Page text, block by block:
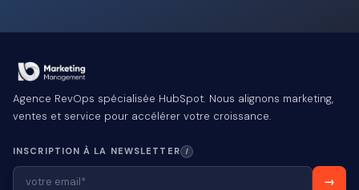
Agence RevOps spécialisée HubSpot. Nous alignons marketing,
ventes et service pour accélérer votre croissance.
INSCRIPTION À LA NEWSLETTER I